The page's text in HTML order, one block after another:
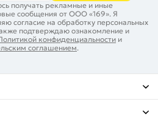
получать рекламные и иные
сообщения от ООО «169». Я
согласие на обработку персональных
подтверждаю ознакомление и
конфиденциальности и
соглашением.